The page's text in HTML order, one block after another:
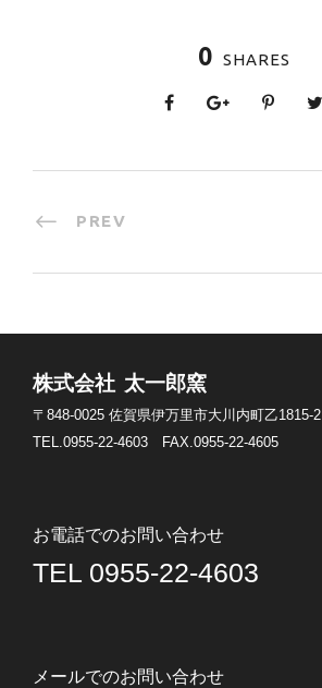
0 SHARES
PREV
株式会社 太一郎窯
〒848-0025 佐賀県伊万里市大川内町乙1815-2
TEL.0955-22-4603 FAX.0955-22-4605
お電話でのお問い合わせ
TEL 0955-22-4603
メールでのお問い合わせ